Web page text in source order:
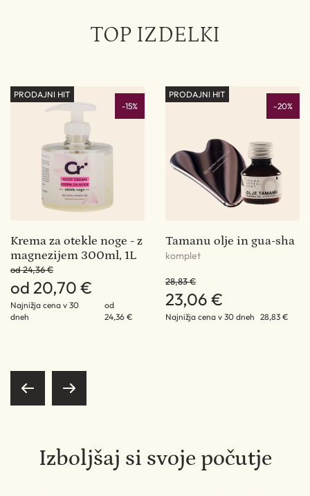
TOP IZDELKI
-15%
PRODAJNI HIT
Krema za otekle noge - z
magnezijem 300ml, 1L
od 24,36 €
od 20,70 €
Najnižja cena v 30
dneh
od
24,36 €
-20%
PRODAJNI HIT
Tamanu olje in gua-sha
komplet
28,83 €
23,06 €
Najnižja cena v 30 dneh 28,83 €
Izboljšaj si svoje počutje